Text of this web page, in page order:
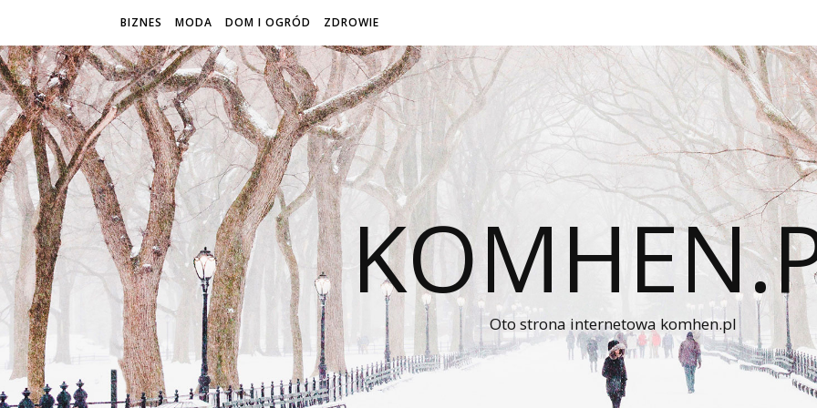
BIZNES MODA DOM I OGRÓD ZDROWIE
Oto strona internetowa komhen.pl